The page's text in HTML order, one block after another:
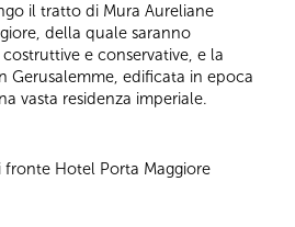
il tratto di Mura Aureliane
della quale saranno
e conservative, e la
Gerusalemme, edificata in epoca
vasta residenza imperiale.
Hotel Porta Maggiore